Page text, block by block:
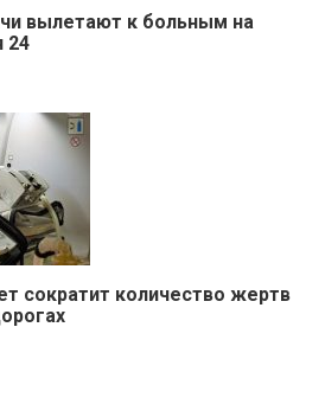
вылетают к больным на
24
сократит количество жертв